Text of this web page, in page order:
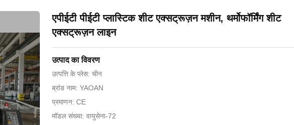
एपीईटी पीईटी प्लास्टिक शीट एक्सट्रूज़न मशीन, थर्मोफॉर्मिंग शीट
एक्सट्रूज़न लाइन
उत्पाद का विवरण
उत्पत्ति के प्लेस: चीन
ब्रांड नाम: YAOAN
प्रमाणन: CE
मॉडल संख्या: वायुसेना-72